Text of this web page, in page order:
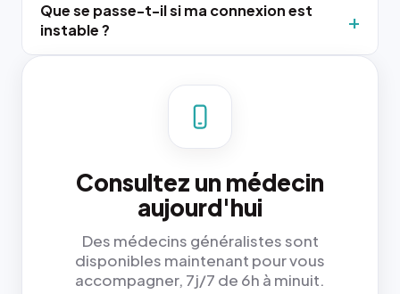
Que se passe-t-il si ma connexion est
instable ?
Consultez un médecin
aujourd'hui
Des médecins généralistes sont
disponibles maintenant pour vous
accompagner, 7j/7 de 6h à minuit.